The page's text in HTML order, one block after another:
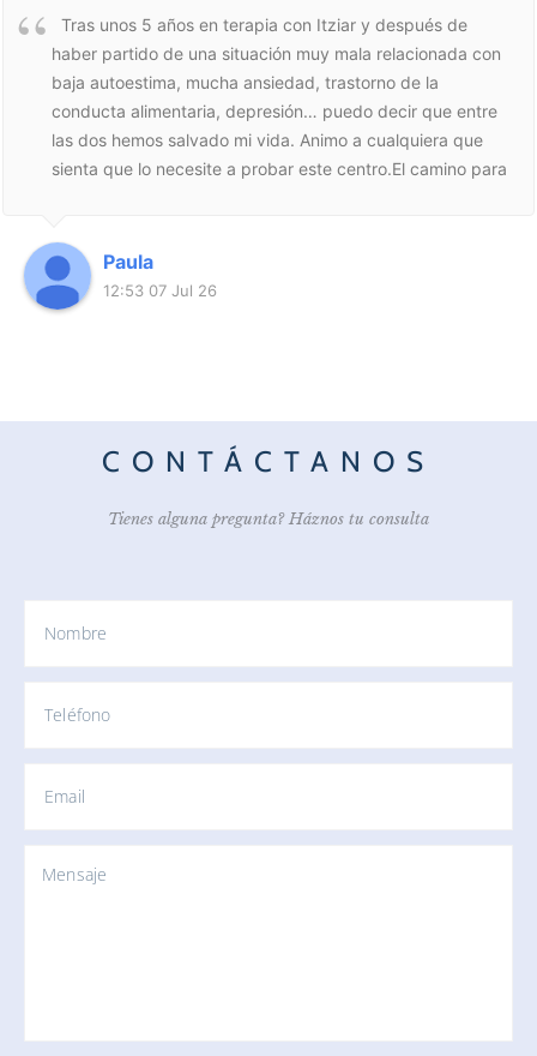
Tras unos 5 años en terapia con Itziar y después de
haber partido de una situación muy mala relacionada con
baja autoestima, mucha ansiedad, trastorno de la
conducta alimentaria, depresión… puedo decir que entre
las dos hemos salvado mi vida. Animo a cualquiera que
sienta que lo necesite a probar este centro.El camino para
transmite tanta humanidad, se puede llegar a estar tan
bien como nunca imaginaste 🩷
Paula
12:53 07 Jul 26
CONTÁCTANOS
Tienes alguna pregunta? Háznos tu consulta